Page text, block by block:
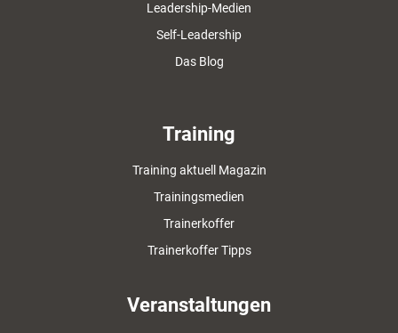
Leadership-Medien
Self-Leadership
Das Blog
Training
Training aktuell Magazin
Trainingsmedien
Trainerkoffer
Trainerkoffer Tipps
Veranstaltungen